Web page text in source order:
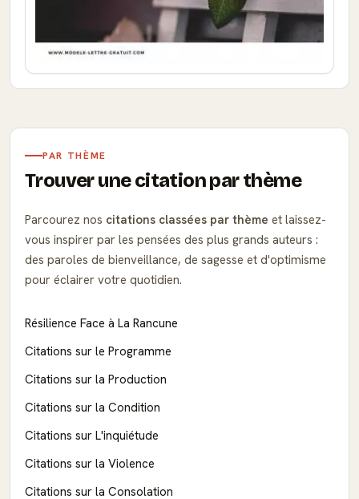
PAR THÈME
Trouver une citation par thème
Parcourez nos citations classées par thème et laissez-
vous inspirer par les pensées des plus grands auteurs :
des paroles de bienveillance, de sagesse et d'optimisme
pour éclairer votre quotidien.
Résilience Face à La Rancune
Citations sur le Programme
Citations sur la Production
Citations sur la Condition
Citations sur L'inquiétude
Citations sur la Violence
Citations sur la Consolation